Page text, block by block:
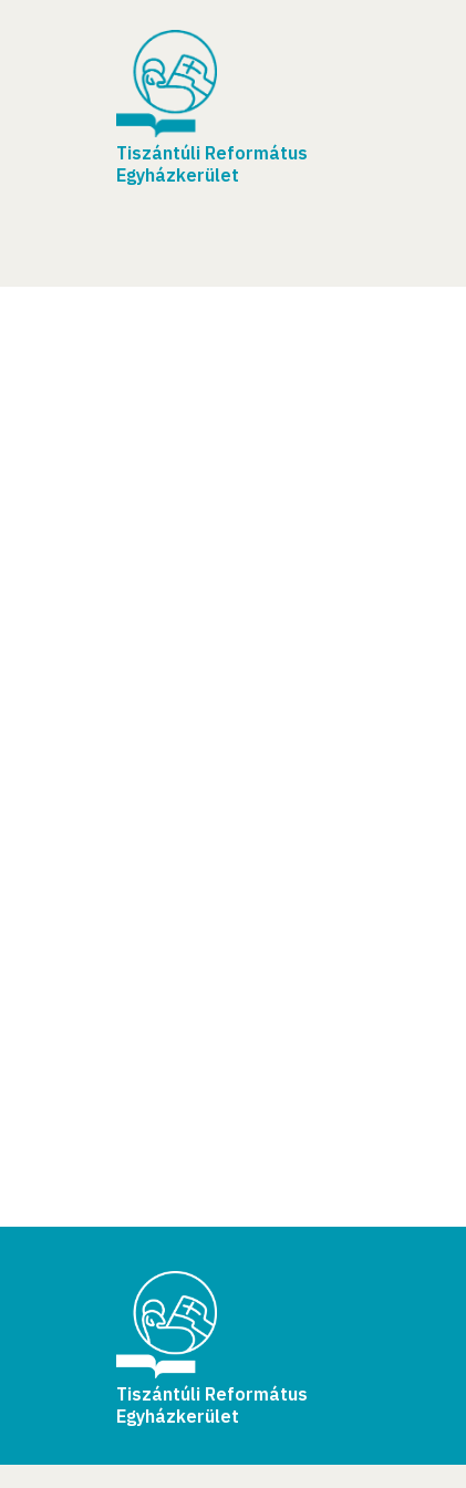
Tiszántúli Református
Egyházkerület
Tiszántúli Református
Egyházkerület